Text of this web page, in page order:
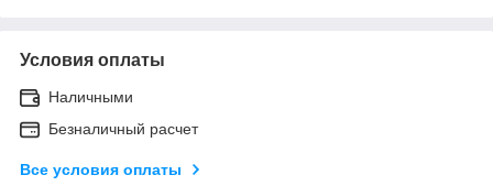
Условия оплаты
Наличными
Безналичный расчет
Все условия оплаты